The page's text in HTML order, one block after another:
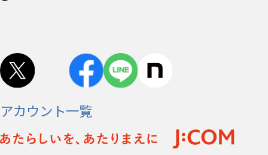
アカウント一覧